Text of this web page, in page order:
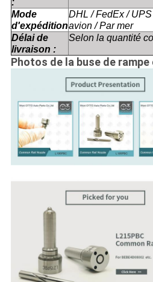
:
Mode
d'expédition
DHL / FedEx /
avion / Par mer
Délai de
livraison :
Selon la quantité
Photos de la buse de rampe